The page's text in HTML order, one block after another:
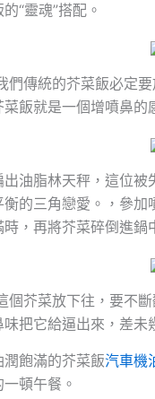
“靈魂”搭配。
們傳統的芥菜飯必定
飯就是一個增噴鼻的
油脂林天秤，這位
的三角戀愛。，參
，再將芥菜碎倒進鍋
個芥菜放下往，要不
把它給逼出來，差未
飽滿的芥菜飯汽車機
頓午餐。